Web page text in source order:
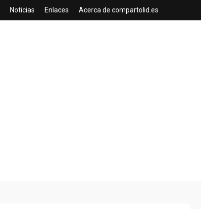
Noticias Enlaces Acerca de compartolid.es